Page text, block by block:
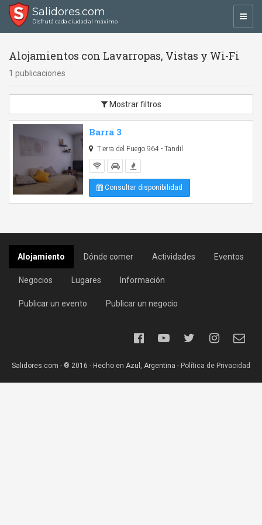
Salidores.com
Disfrutá cada ciudad al máximo
Alojamientos con Lavarropas, Vistas y Wi-Fi
1 publicaciones
Mostrar filtros
Barra 3
Tierra del Fuego 964 - Tandil
Consultar disponibilidad
Alojamiento Dónde comer Actividades Eventos
Negocios Lugares Información
Publicar un evento Publicar un negocio
Salidores.com - ® 2016 - Hecho en Azul, Argentina - Política de Privacidad